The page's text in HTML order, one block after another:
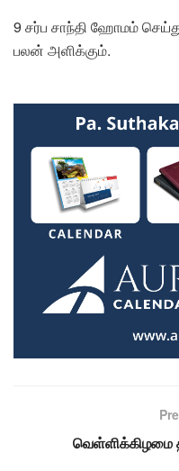
9 சர்ப சாந்தி ஹோமம்
பலன் அளிக்கும்.
வெள்ளிக்கிழமை